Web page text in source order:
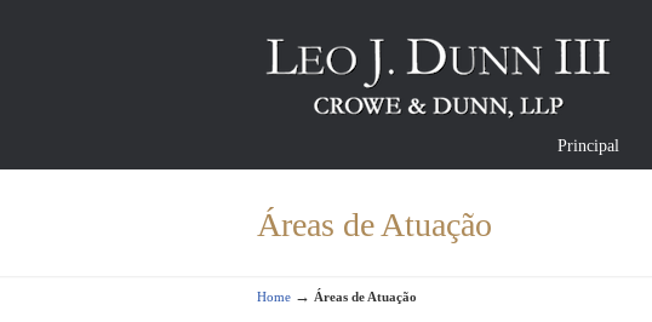
Principal
Áreas de Atuação
Home → Áreas de Atuação